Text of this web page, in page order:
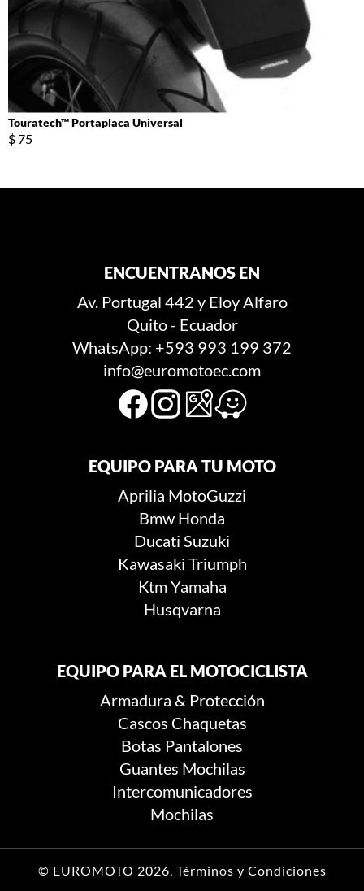
Touratech™ Portaplaca Universal
$ 75
ENCUENTRANOS EN
Av. Portugal 442 y Eloy Alfaro
Quito - Ecuador
WhatsApp: +593 993 199 372
info@euromotoec.com
EQUIPO PARA TU MOTO
Aprilia MotoGuzzi
Bmw Honda
Ducati Suzuki
Kawasaki Triumph
KtmYamaha
Husqvarna
EQUIPO PARA EL MOTOCICLISTA
Armadura & Protección
Cascos Chaquetas
Botas Pantalones
Guantes Mochilas
Intercomunicadores
Mochilas
© EUROMOTO 2026, Términos y Condiciones